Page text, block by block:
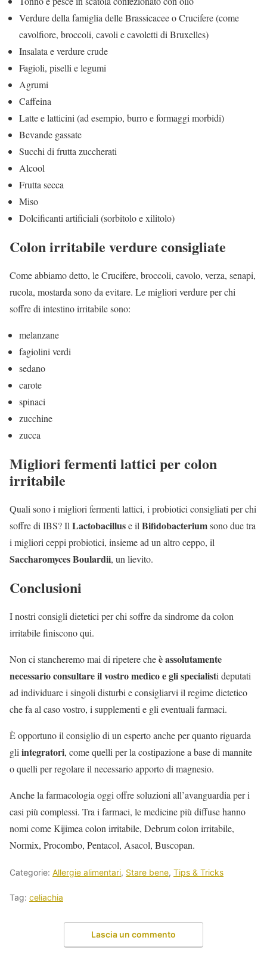
Verdure della famiglia delle Brassicacee o Crucifere (come
cavolfiore, broccoli, cavoli e cavoletti di Bruxelles)
Insalata e verdure crude
Fagioli, piselli e legumi
Agrumi
Caffeina
Latte e latticini (ad esempio, burro e formaggi morbidi)
Bevande gassate
Succhi di frutta zuccherati
Alcool
Frutta secca
Miso
Dolcificanti artificiali (sorbitolo e xilitolo)
Colon irritabile verdure consigliate
Come abbiamo detto, le Crucifere, broccoli, cavolo, verza, senapi,
rucola, mostarda sono da evitare. Le migliori verdure per chi
soffre di intestino irritabile sono:
melanzane
fagiolini verdi
sedano
carote
spinaci
zucchine
zucca
Migliori fermenti lattici per colon
irritabile
Quali sono i migliori fermenti lattici, i probiotici consigliati per chi
soffre di IBS? Il Lactobacilluse il Bifidobacteriumsono due tra
i migliori ceppi probiotici, insieme ad un altro ceppo, il
Saccharomyces Boulardii, un lievito.
Conclusioni
I nostri consigli dietetici per chi soffre da sindrome da colon
irritabile finiscono qui.
Non ci stancheremo mai di ripetere cheè assolutamente
necessario consultare il vostro medico e gli specialisti deputati
ad individuare i singoli disturbi e consigliarvi il regime dietetico
che fa al caso vostro, i supplementi e gli eventuali farmaci.
È opportuno il consiglio di un esperto anche per quanto riguarda
gli integratori, come quelli per la costipazione a base di mannite
o quelli per regolare il necessario apporto di magnesio.
Anche la farmacologia oggi offre soluzioni all’avanguardia per i
casi più complessi. Tra i farmaci, le medicine più diffuse hanno
nomi come Kijimea colon irritabile, Debrum colon irritabile,
Normix, Procombo, Pentacol, Asacol, Buscopan.
Categorie: Allergie alimentari, Stare bene, Tips & Tricks
Tag: celiachia
Lascia un commento